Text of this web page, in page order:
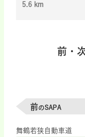
5.6 km
前・
前のSAPA
舞鶴若狭自動車道